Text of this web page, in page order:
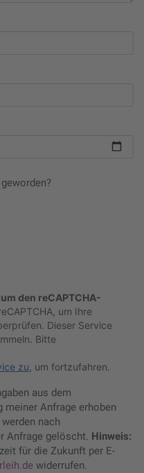
den reCAPTCHA-
um Ihre
Dieser Service
Bitte
zu , um fortzufahren.
aus dem
Anfrage erhoben
nach
Anfrage gelöscht. Hinweis:
für die Zukunft per E-
widerrufen.